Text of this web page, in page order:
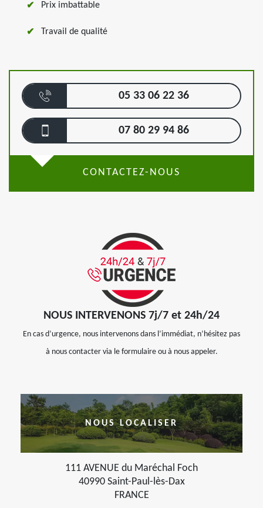
Prix imbattable
Travail de qualité
05 33 06 22 36
07 80 29 94 86
CONTACTEZ-NOUS
NOUS INTERVENONS 7j/7 et 24h/24
En cas d’urgence, nous intervenons dans l’immédiat, n’hésitez pas
à nous contacter via le formulaire ou à nous appeler.
NOUS LOCALISER
111 AVENUE du Maréchal Foch
40990 Saint-Paul-lès-Dax
FRANCE